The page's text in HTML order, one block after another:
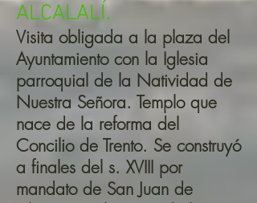
ALCALALÍ.
Visita obligada a la plaza del
Ayuntamiento con la Iglesia
parroquial de la Natividad de
Nuestra Señora. Templo que
nace de la reforma del
Concilio de Trento. Se construyó
a finales del s. XVIII por
mandato de San Juan de